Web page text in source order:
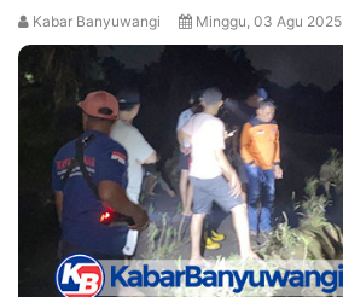
Kabar Banyuwangi Minggu, 03 Agu 2025